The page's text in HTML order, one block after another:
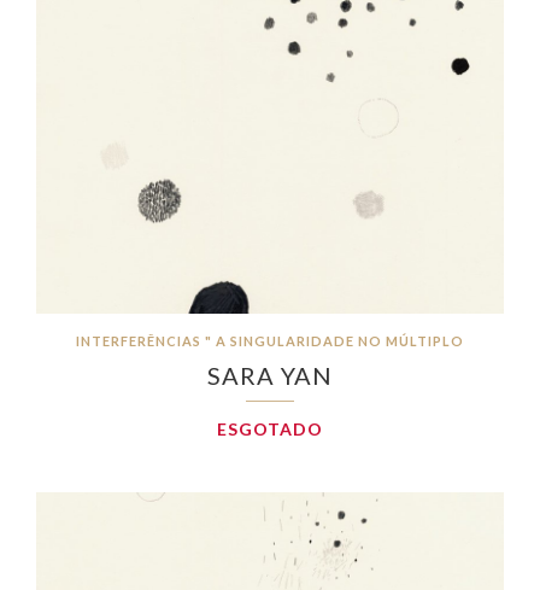
INTERFERÊNCIAS " A SINGULARIDADE NO MÚLTIPLO
SARA YAN
ESGOTADO